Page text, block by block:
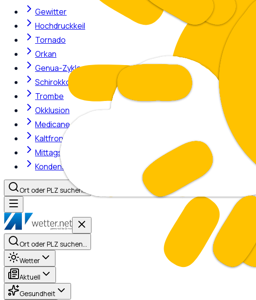
Gewitter
Hochdruckkeil
Tornado
Orkan
Genua-Zyklone
Schirokko
Trombe
Okklusion
Medicane
Kaltfront
Mittagshitze
Kondensstreifen
Ort oder PLZ suchen…
Ort oder PLZ suchen…
Wetter
Aktuell
Gesundheit